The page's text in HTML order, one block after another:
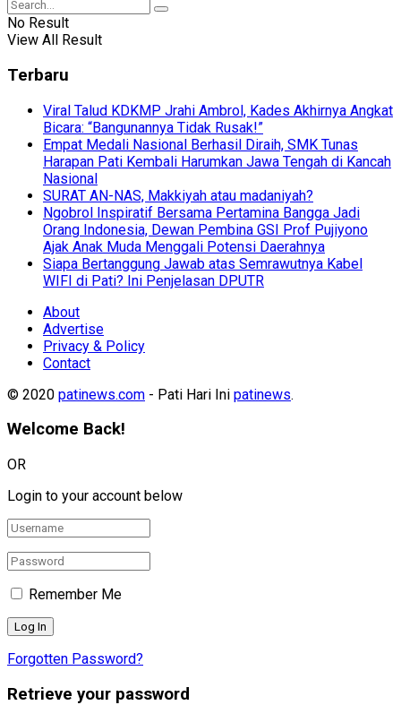
No Result
View All Result
Terbaru
Viral Talud KDKMP Jrahi Ambrol, Kades Akhirnya Angkat
Bicara: “Bangunannya Tidak Rusak!”
Empat Medali Nasional Berhasil Diraih, SMK Tunas
Harapan Pati Kembali Harumkan Jawa Tengah di Kancah
Nasional
SURAT AN-NAS, Makkiyah atau madaniyah?
Ngobrol Inspiratif Bersama Pertamina Bangga Jadi
Orang Indonesia, Dewan Pembina GSI Prof Pujiyono
Ajak Anak Muda Menggali Potensi Daerahnya
Siapa Bertanggung Jawab atas Semrawutnya Kabel
WIFI di Pati? Ini Penjelasan DPUTR
About
Advertise
Privacy & Policy
Contact
© 2020 patinews.com - Pati Hari Ini patinews.
Welcome Back!
OR
Login to your account below
Remember Me
Forgotten Password?
Retrieve your password